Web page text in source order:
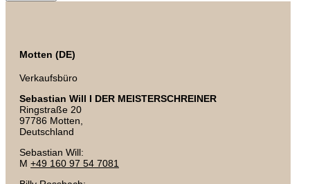
Motten (DE)
Verkaufsbüro
Sebastian Will I DER MEISTERSCHREINER
Ringstraße 20
97786 Motten,
Deutschland
Sebastian Will:
M +49 160 97 54 7081